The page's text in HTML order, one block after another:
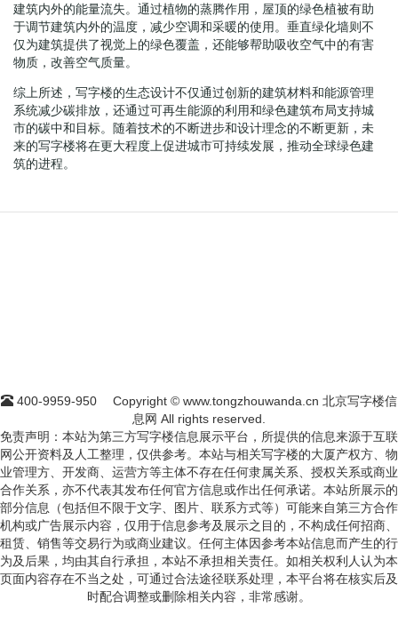
建筑内外的能量流失。通过植物的蒸腾作用，屋顶的绿色植被有助
于调节建筑内外的温度，减少空调和采暖的使用。垂直绿化墙则不
仅为建筑提供了视觉上的绿色覆盖，还能够帮助吸收空气中的有害
物质，改善空气质量。
综上所述，写字楼的生态设计不仅通过创新的建筑材料和能源管理
系统减少碳排放，还通过可再生能源的利用和绿色建筑布局支持城
市的碳中和目标。随着技术的不断进步和设计理念的不断更新，未
来的写字楼将在更大程度上促进城市可持续发展，推动全球绿色建
筑的进程。
400-9959-950
Copyright © www.tongzhouwanda.cn 北京写字楼信
息网 All rights reserved.
免责声明：本站为第三方写字楼信息展示平台，所提供的信息来源于互联
网公开资料及人工整理，仅供参考。本站与相关写字楼的大厦产权方、物
业管理方、开发商、运营方等主体不存在任何隶属关系、授权关系或商业
合作关系，亦不代表其发布任何官方信息或作出任何承诺。本站所展示的
部分信息（包括但不限于文字、图片、联系方式等）可能来自第三方合作
机构或广告展示内容，仅用于信息参考及展示之目的，不构成任何招商、
租赁、销售等交易行为或商业建议。任何主体因参考本站信息而产生的行
为及后果，均由其自行承担，本站不承担相关责任。如相关权利人认为本
页面内容存在不当之处，可通过合法途径联系处理，本平台将在核实后及
时配合调整或删除相关内容，非常感谢。